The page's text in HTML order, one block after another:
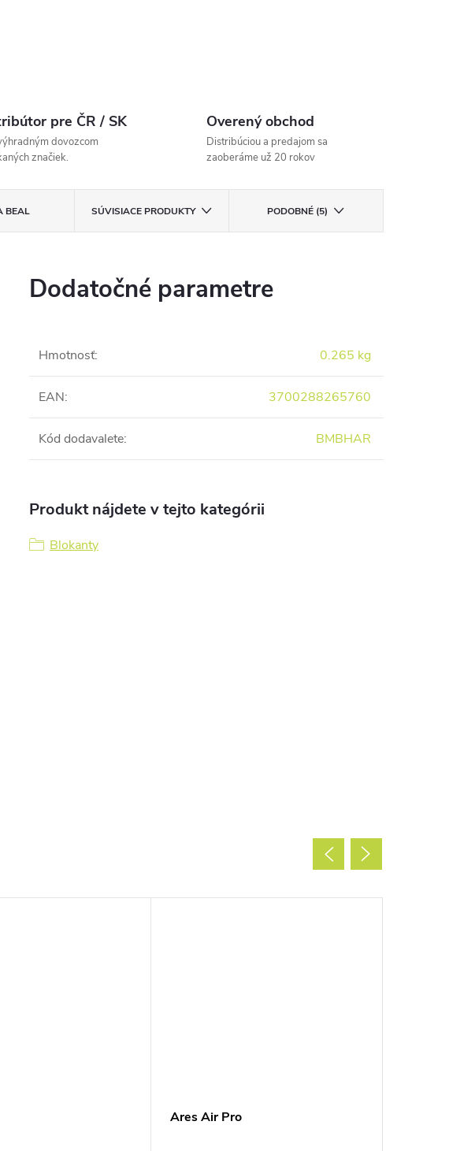
pre ČR / SK
dovozcom
značiek.
Overený obchod
Distribúciou a predajom sa
zaoberáme už 20 rokov
BEAL SÚVISIACE PRODUKTY PODOBNÉ (5)
Dodatočné parametre
Hmotnosť: 0.265 kg
EAN: 3700288265760
Kód dodavalete: BMBHAR
Produkt nájdete v tejto kategórii
Blokanty
Ares Air Pro